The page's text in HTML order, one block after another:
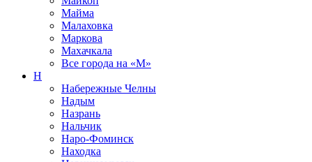
Майма
Малаховка
Маркова
Махачкала
Все города на «М»
Н
Набережные Челны
Надым
Назрань
Нальчик
Наро-Фоминск
Находка